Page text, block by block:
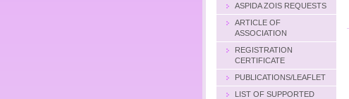
ASPIDA ZOIS REQUESTS
ARTICLE OF
ASSOCIATION
REGISTRATION
CERTIFICATE
PUBLICATIONS/LEAFLET
LIST OF SUPPORTED